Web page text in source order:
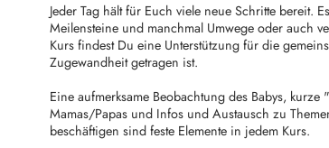
Jeder Tag hält für Euch viele neue Schritte bereit.
Meilensteine und manchmal Umwege oder auch
Kurs findest Du eine Unterstützung für die
Zugewandheit getragen ist.
Eine aufmerksame Beobachtung des Babys,
Mamas/Papas und Infos und Austausch zu
beschäftigen sind feste Elemente in jedem Kurs.